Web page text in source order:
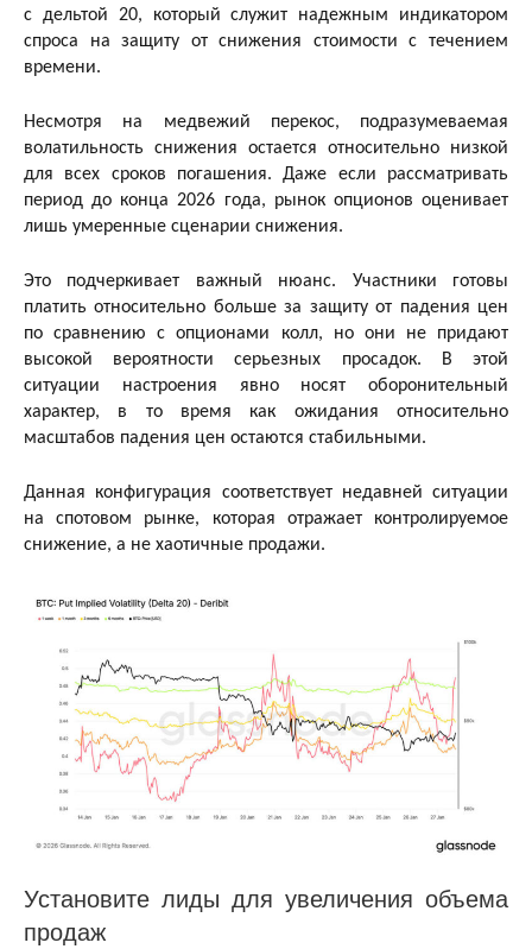
с дельтой 20, который служит надежным индикатором
спроса на защиту от снижения стоимости с течением
времени.
Несмотря на медвежий перекос, подразумеваемая
волатильность снижения остается относительно низкой
для всех сроков погашения. Даже если рассматривать
период до конца 2026 года, рынок опционов оценивает
лишь умеренные сценарии снижения.
Это подчеркивает важный нюанс. Участники готовы
платить относительно больше за защиту от падения цен
по сравнению с опционами колл, но они не придают
высокой вероятности серьезных просадок. В этой
ситуации настроения явно носят оборонительный
характер, в то время как ожидания относительно
масштабов падения цен остаются стабильными.
Данная конфигурация соответствует недавней ситуации
на спотовом рынке, которая отражает контролируемое
снижение, а не хаотичные продажи.
Установите лиды для увеличения объема
продаж